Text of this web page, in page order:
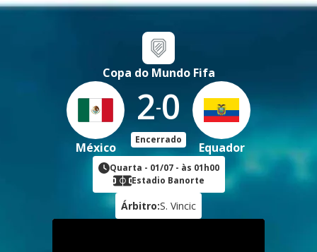
Copa do Mundo Fifa
México
2-0
Encerrado
Equador
Quarta - 01/07- às 01h00
Estadio Banorte
Árbitro:S. Vincic